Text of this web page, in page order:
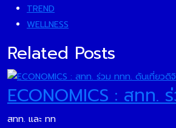
TREND
WELLNESS
Related Posts
ECONOMICS : สทท.
สทท. และ ทท